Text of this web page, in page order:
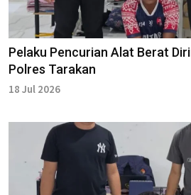
Pelaku Pencurian Alat Berat
Polres Tarakan
18 Jul 2026